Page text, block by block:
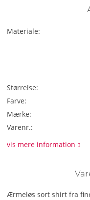
Materiale:
Størrelse:
Farve:
Mærke:
Varenr.:
vis mere information
Ærmeløs sort shirt fra